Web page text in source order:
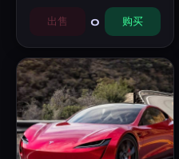
出售 0 购买